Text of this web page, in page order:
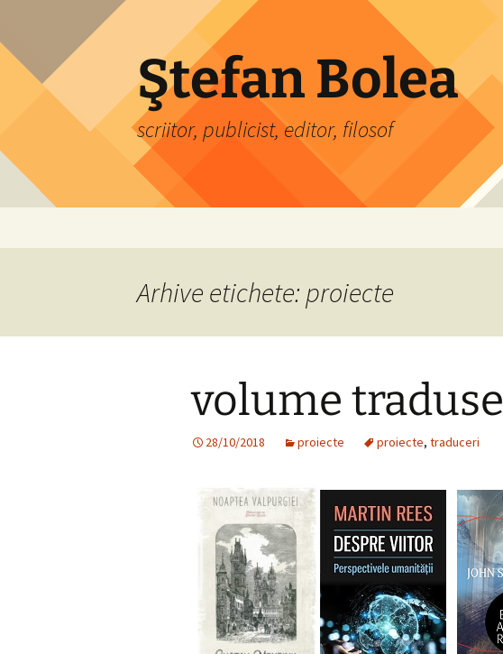
conținut
Ştefan Bolea
scriitor, publicist, editor, filosof
Arhive etichete: proiecte
volume traduse
28/10/2018 proiecte proiecte, traduceri